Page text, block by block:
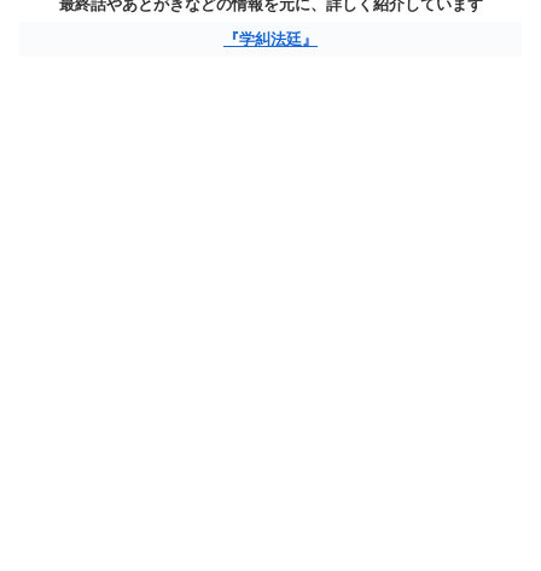
最終話やあとがきなどの情報を元に、詳しく紹介しています
『学糾法廷』